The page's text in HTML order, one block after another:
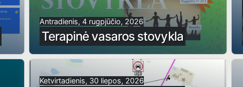
Antradienis, 4 rugpjūčio, 2026
Terapinė vasaros stovykla
Ketvirtadienis, 30 liepos, 2026